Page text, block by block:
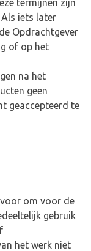
termijnen zijn
iets later
Opdrachtgever
of op het
na het
geen
geaccepteerd te
om voor de
gebruik
het werk niet